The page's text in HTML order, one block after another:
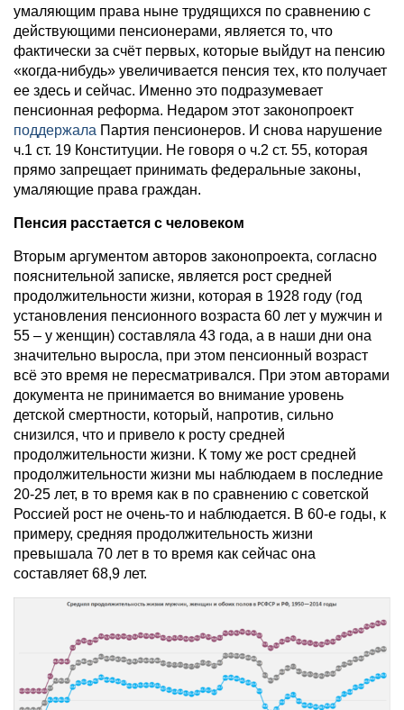
умаляющим права ныне трудящихся по сравнению с
действующими пенсионерами, является то, что
фактически за счёт первых, которые выйдут на пенсию
«когда-нибудь» увеличивается пенсия тех, кто получает
ее здесь и сейчас. Именно это подразумевает
пенсионная реформа. Недаром этот законопроект
поддержала Партия пенсионеров. И снова нарушение
ч.1 ст. 19 Конституции. Не говоря о ч.2 ст. 55, которая
прямо запрещает принимать федеральные законы,
умаляющие права граждан.
Пенсия расстается с человеком
Вторым аргументом авторов законопроекта, согласно
пояснительной записке, является рост средней
продолжительности жизни, которая в 1928 году (год
установления пенсионного возраста 60 лет у мужчин и
55 – у женщин) составляла 43 года, а в наши дни она
значительно выросла, при этом пенсионный возраст
всё это время не пересматривался. При этом авторами
документа не принимается во внимание уровень
детской смертности, который, напротив, сильно
снизился, что и привело к росту средней
продолжительности жизни. К тому же рост средней
продолжительности жизни мы наблюдаем в последние
20-25 лет, в то время как в по сравнению с советской
Россией рост не очень-то и наблюдается. В 60-е годы, к
примеру, средняя продолжительность жизни
превышала 70 лет в то время как сейчас она
составляет 68,9 лет.